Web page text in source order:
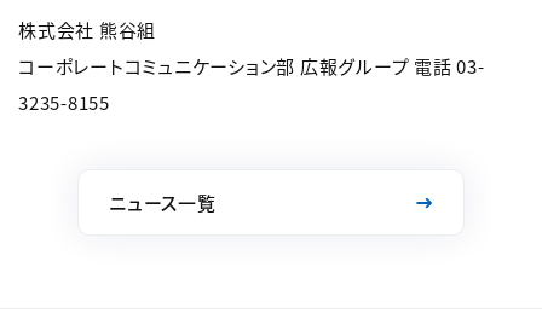
株式会社 熊谷組
コーポレートコミュニケーション部 広報グループ 電話 03-
3235-8155
ニュース一覧